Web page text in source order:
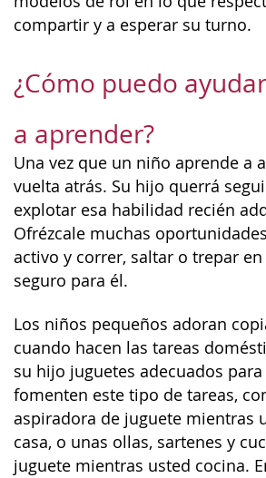
compartir y a esperar su turno.
¿Cómo puedo
a aprender?
Una vez que un niño aprende a
vuelta atrás. Su hijo querrá
explotar esa habilidad recién
Ofrézcale muchas
activo y correr, saltar o trepar
seguro para él.
Los niños pequeños adoran
cuando hacen las tareas
su hijo juguetes adecuados
fomenten este tipo de tareas,
aspiradora de juguete mientras
casa, o unas ollas, sartenes y
juguete mientras usted cocina.